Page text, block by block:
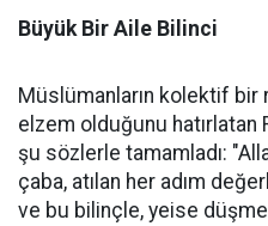
Büyük Bir Aile Bilinci
Müslümanların kolektif
elzem olduğunu hatırlatan
şu sözlerle tamamladı:
çaba, atılan her adım
ve bu bilinçle, yeise